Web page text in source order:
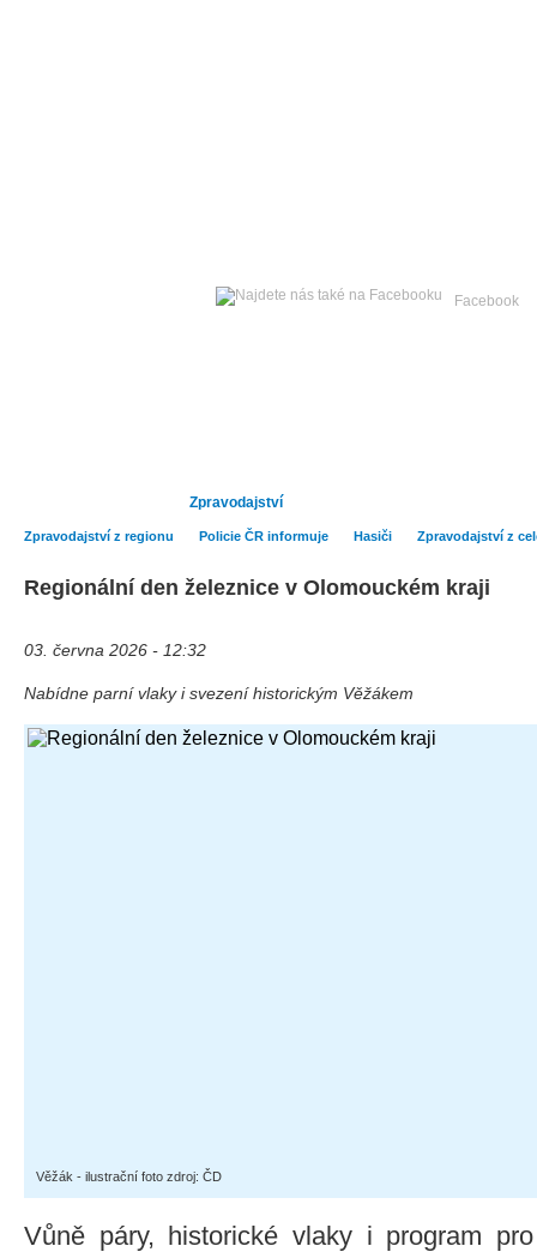
Facebook
Zpravodajství
Zpravodajství z regionu Policie ČR informuje Hasiči Zpravodajství z
Regionální den železnice v Olomouckém kraji
03. června 2026 - 12:32
Nabídne parní vlaky i svezení historickým Věžákem
Věžák - ilustrační foto zdroj: ČD
Vůně páry, historické vlaky i program